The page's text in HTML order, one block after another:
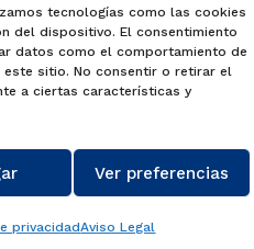
tecnologías como las cookies
del dispositivo. El consentimiento
datos como el comportamiento de
este sitio. No consentir o retirar el
a ciertas características y
Ver preferencias
privacidadAviso Legal
Matricúlate